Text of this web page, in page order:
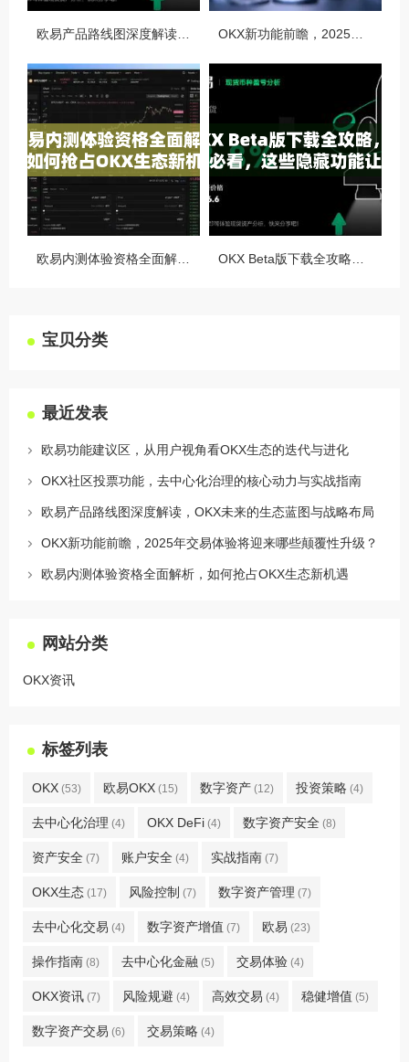
宝贝分类
最近发表
欧易功能建议区，从用户视角看OKX生态的迭代与进化
OKX社区投票功能，去中心化治理的核心动力与实战指南
欧易产品路线图深度解读，OKX未来的生态蓝图与战略布局
OKX新功能前瞻，2025年交易体验将迎来哪些颠覆性升级？
欧易内测体验资格全面解析，如何抢占OKX生态新机遇
网站分类
OKX资讯
标签列表
OKX (53) 欧易OKX (15) 数字资产 (12) 投资策略 (4)
去中心化治理 (4) OKX DeFi (4) 数字资产安全 (8)
资产安全 (7) 账户安全 (4) 实战指南 (7)
OKX生态 (17) 风险控制 (7) 数字资产管理 (7)
去中心化交易 (4) 数字资产增值 (7) 欧易 (23)
操作指南 (8) 去中心化金融 (5) 交易体验 (4)
OKX资讯 (7) 风险规避 (4) 高效交易 (4) 稳健增值 (5)
数字资产交易 (6) 交易策略 (4)